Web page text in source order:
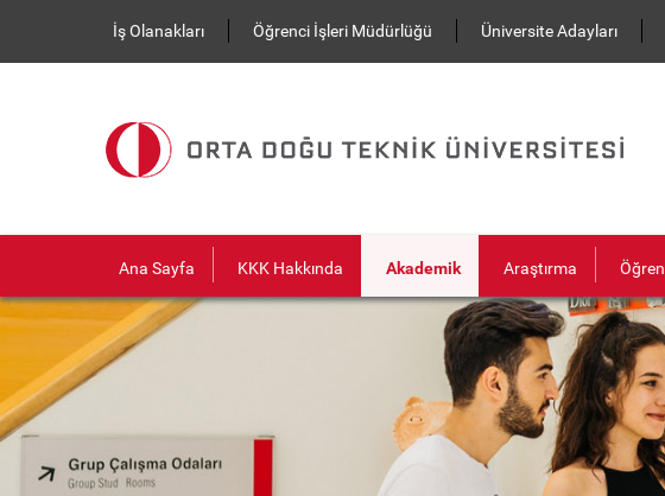
İş Olanakları
Öğrenci İşleri Müdürlüğü Üniversite Adayları
Ana Sayfa KKK Hakkında Akademik Araştırma